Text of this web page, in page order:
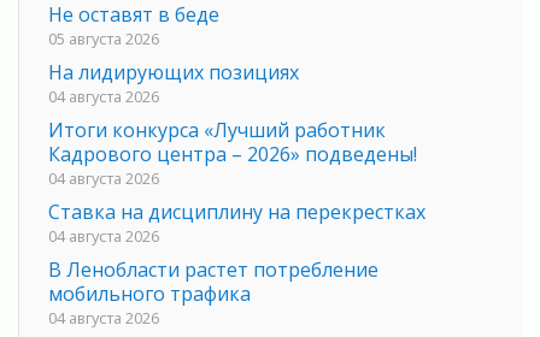
Не оставят в беде
05 августа 2026
На лидирующих позициях
04 августа 2026
Итоги конкурса «Лучший работник
Кадрового центра – 2026» подведены!
04 августа 2026
Ставка на дисциплину на перекрестках
04 августа 2026
В Ленобласти растет потребление
мобильного трафика
04 августа 2026